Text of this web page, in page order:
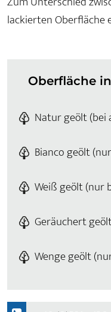
lackierten Oberfläche
Oberfläche
Natur geölt (bei
Bianco geölt
Weiß geölt (nur
Geräuchert
Wenge geölt